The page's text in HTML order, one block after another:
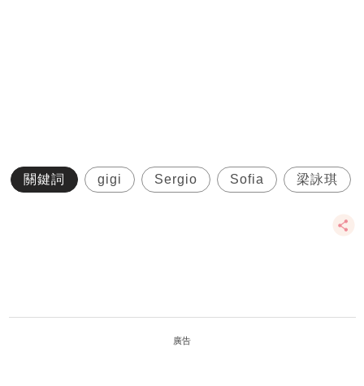
關鍵詞 gigi Sergio Sofia 梁詠琪
廣告